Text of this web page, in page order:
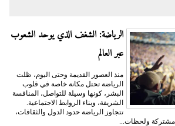
الرياضة: الشغف الذي يوحد الشعوب
عبر العالم
منذ العصور القديمة وحتى اليوم، ظلت
الرياضة تحتل مكانة خاصة في قلوب
البشر، كونها وسيلة للتواصل، المنافسة
الشريفة، وبناء الروابط الاجتماعية.
تتجاوز الرياضة حدود الدول والثقافات،
ولحظات...